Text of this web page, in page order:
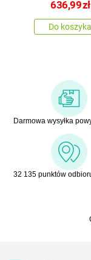
636,99zł
Do koszyka
Darmowa wysyłka
32 135 punktów